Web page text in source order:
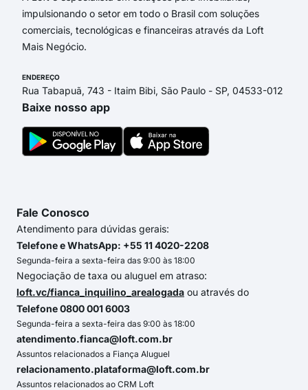
impulsionando o setor em todo o Brasil com soluções
comerciais, tecnológicas e financeiras através da Loft
Mais Negócio.
ENDEREÇO
Rua Tabapuã, 743 - Itaim Bibi, São Paulo - SP, 04533-012
Baixe nosso app
Fale Conosco
Atendimento para dúvidas gerais:
Telefone e WhatsApp: +55 11 4020-2208
Segunda-feira a sexta-feira das 9:00 às 18:00
Negociação de taxa ou aluguel em atraso:
loft.vc/fianca_inquilino_arealogada ou através do
Telefone 0800 001 6003
Segunda-feira a sexta-feira das 9:00 às 18:00
atendimento.fianca@loft.com.br
Assuntos relacionados a Fiança Aluguel
relacionamento.plataforma@loft.com.br
Assuntos relacionados ao CRM Loft